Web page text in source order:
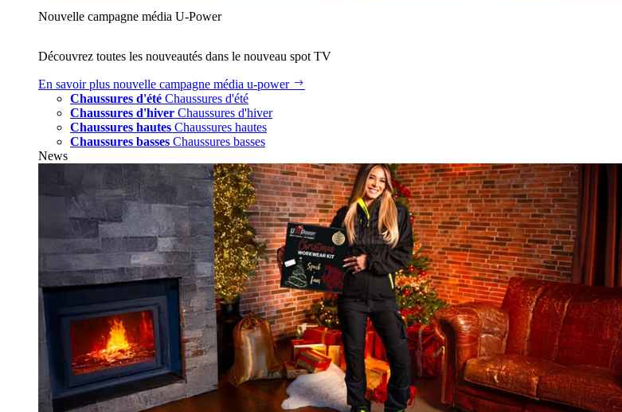
Nouvelle campagne média U‑Power
Découvrez toutes les nouveautés dans le nouveau spot TV
En savoir plus nouvelle campagne média u‑power
Chaussures d'été Chaussures d'été
Chaussures d'hiver Chaussures d'hiver
Chaussures hautes Chaussures hautes
Chaussures basses Chaussures basses
News